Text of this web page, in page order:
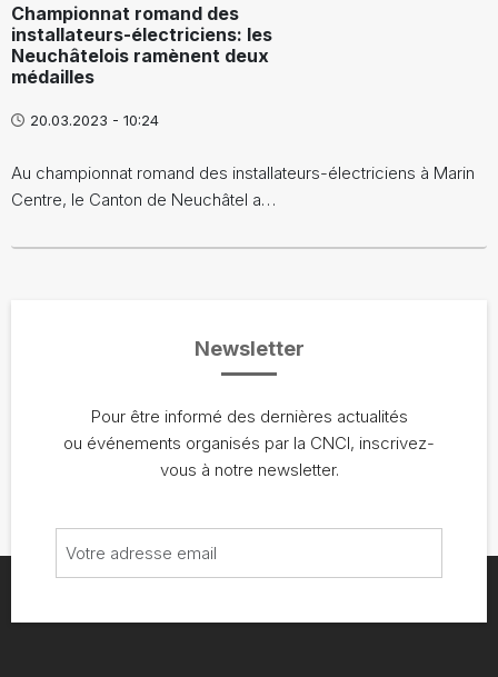
Championnat romand des
installateurs-électriciens: les
Neuchâtelois ramènent deux
médailles
20.03.2023 - 10:24
Au championnat romand des installateurs-électriciens à Marin
Centre, le Canton de Neuchâtel a…
Newsletter
Pour être informé des dernières actualités
ou événements organisés par la CNCI, inscrivez-
vous à notre newsletter.